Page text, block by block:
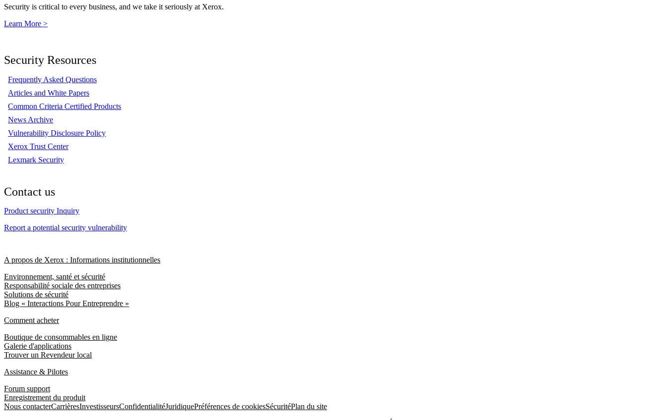
Security is critical to every business, and we take it seriously at Xerox.
Learn More >
Security Resources
Frequently Asked Questions
Articles and White Papers
Common Criteria Certified Products
News Archive
Vulnerability Disclosure Policy
Xerox Trust Center
Lexmark Security
Contact us
Product security Inquiry
Report a potential security vulnerability
A propos de Xerox : Informations institutionnelles
Environnement, santé et sécurité
Responsabilité sociale des entreprises
Solutions de sécurité
Blog « Interactions Pour Entreprendre »
Comment acheter
Boutique de consommables en ligne
Galerie d'applications
Trouver un Revendeur local
Assistance & Pilotes
Forum support
Enregistrement du produit
Nous contacterCarrièresInvestisseursConfidentialitéJuridiquePréférences de cookiesSécuritéPlan du site